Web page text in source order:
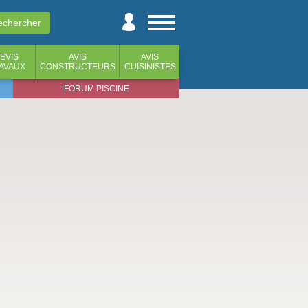
AVIS
CONSTRUCTEURS
AVIS
CUISINISTES
FORUM PISCINE